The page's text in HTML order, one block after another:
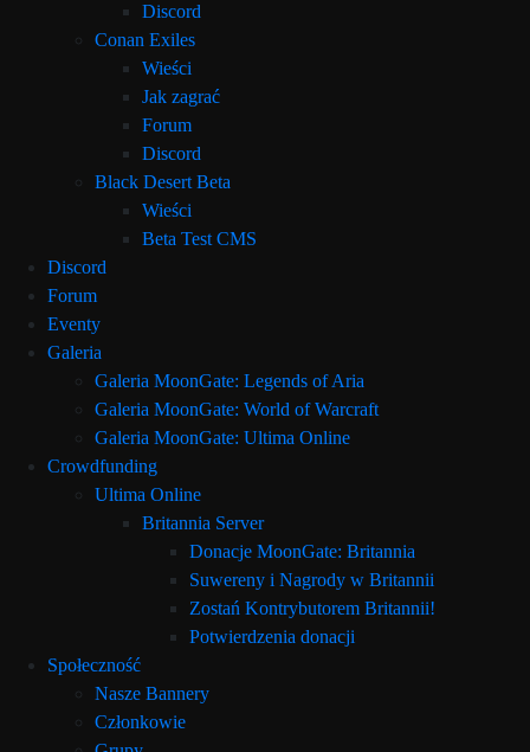
Discord
Conan Exiles
Wieści
Jak zagrać
Forum
Discord
Black Desert Beta
Wieści
Beta Test CMS
Discord
Forum
Eventy
Galeria
Galeria MoonGate: Legends of Aria
Galeria MoonGate: World of Warcraft
Galeria MoonGate: Ultima Online
Crowdfunding
Ultima Online
Britannia Server
Donacje MoonGate: Britannia
Suwereny i Nagrody w Britannii
Zostań Kontrybutorem Britannii!
Potwierdzenia donacji
Społeczność
Nasze Bannery
Członkowie